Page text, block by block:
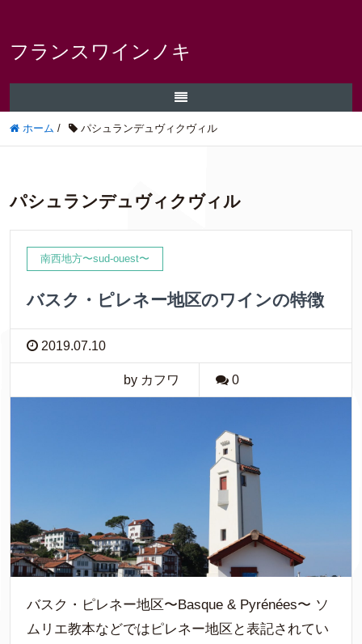
フランスワインノキ
ホーム / パシュランデュヴィクヴィル
パシュランデュヴィクヴィル
南西地方〜sud-ouest〜
バスク・ピレネー地区のワインの特徴
2019.07.10
by カフワ 0
バスク・ピレネー地区〜Basque & Pyrénées〜 ソ
ムリエ教本などではピレネー地区と表記されてい